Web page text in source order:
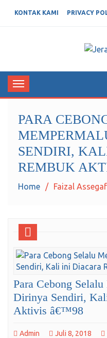
KONTAK KAMI PRIVACY
Toggle
navigation
PARA
SENDIRI,
REMBUK
Home Faizal Assegaf
Para Cebong
Dirinya Sendiri,
Aktivis â€™98
Admin Juli 8, 2018